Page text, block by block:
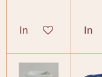
In winkelwagenIn